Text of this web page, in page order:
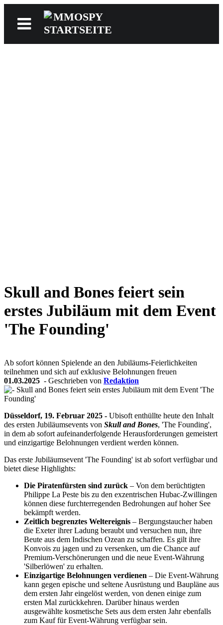
Anmelden
Skull and Bones feiert sein
erstes Jubiläum mit dem Event
'The Founding'
Ab sofort können Spielende an den Jubiläums-Feierlichkeiten
teilnehmen und sich auf exklusive Belohnungen freuen
01.03.2025 - Geschrieben von Redaktion
Düsseldorf, 19. Februar 2025 - Ubisoft enthüllte heute den Inhalt
des ersten Jubiläumsevents von Skull and Bones, 'The Founding',
in dem ab sofort aufeinanderfolgende Herausforderungen gemeistert
und einzigartige Belohnungen verdient werden können.
Das erste Jubiläumsevent 'The Founding' ist ab sofort verfügbar und
bietet diese Highlights:
Die Piratenfürsten sind zurück – Von dem berüchtigten
Philippe La Peste bis zu den exzentrischen Hubac-Zwillingen
können diese furchterregenden Bedrohungen auf hoher See
bekämpft werden.
Zeitlich begrenztes Weltereignis – Bergungstaucher haben
die Exeter ihrer Ladung beraubt und versuchen nun, ihre
Beute aus dem Indischen Ozean zu schaffen. Es gilt ihre
Konvois zu jagen und zu versenken, um die Chance auf
Premium-Verschönerungen und die neue Event-Währung
'Silberlöwen' zu erhalten.
Einzigartige Belohnungen verdienen – Die Event-Währung
kann gegen epische und seltene Ausrüstung und Baupläne aus
dem ersten Jahr eingelöst werden, von denen einige zum
ersten Mal zurückkehren. Darüber hinaus werden
ausgewählte kosmetische Sets aus dem ersten Jahr ebenfalls
zum Kauf für Event-Währung verfügbar sein.